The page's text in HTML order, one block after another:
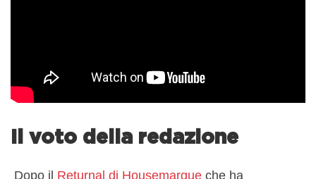
Il voto della redazione
Dopo il Returnal di Housemarque che ha